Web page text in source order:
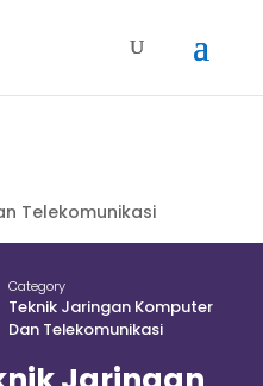
Telekomunikasi
Category
Teknik Jaringan Komputer
Dan Telekomunikasi